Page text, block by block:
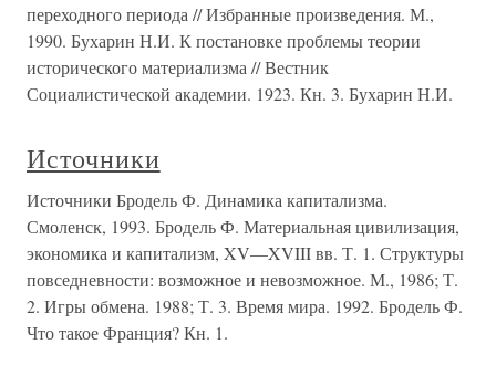
переходного периода // Избранные произведения. М.,
1990. Бухарин Н.И. К постановке проблемы теории
исторического материализма // Вестник
Социалистической академии. 1923. Кн. 3. Бухарин Н.И.
Источники
Источники Бродель Ф. Динамика капитализма.
Смоленск, 1993. Бродель Ф. Материальная цивилизация,
экономика и капитализм, XV—XVIII вв. Т. 1. Структуры
повседневности: возможное и невозможное. М., 1986; Т.
2. Игры обмена. 1988; Т. 3. Время мира. 1992. Бродель Ф.
Что такое Франция? Кн. 1.